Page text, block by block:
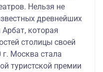
Нельзя не
древнейших
которая
столицы своей
Москва стала
туристской премии